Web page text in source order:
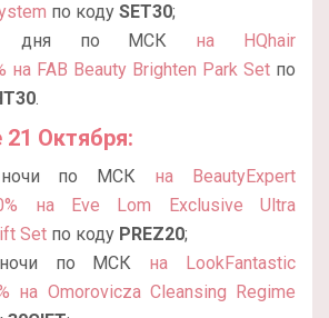
по коду SET30;
дня по МСК на HQhair
на FAB Beauty Brighten Park Set по
.
21 Октября:
по МСК на BeautyExpert
на Eve Lom Exclusive Ultra
Set по коду PREZ20;
по МСК на LookFantastic
на Omorovicza Cleansing Regime